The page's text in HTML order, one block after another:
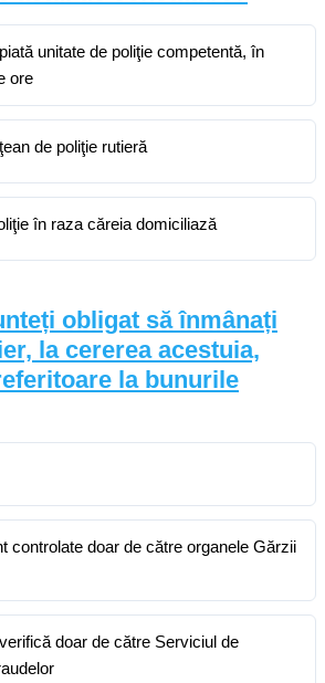
unitate de poliţie competentă, în
ore
de poliţie rutieră
în raza căreia domiciliază
obligat să înmânați
la cererea acestuia,
la bunurile
controlate doar de către organele Gărzii
doar de către Serviciul de